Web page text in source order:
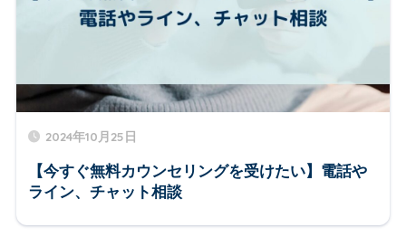
2024年10月25日
【今すぐ無料カウンセリングを受けたい】電話や
ライン、チャット相談